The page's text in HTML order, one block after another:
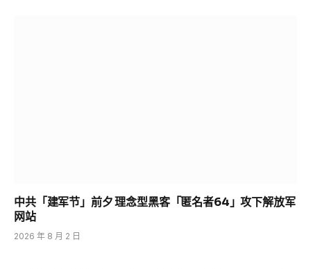
中共「建军节」前夕 理念型黑客「匿名者64」攻下解放军
网站
2026 年 8 月 2 日